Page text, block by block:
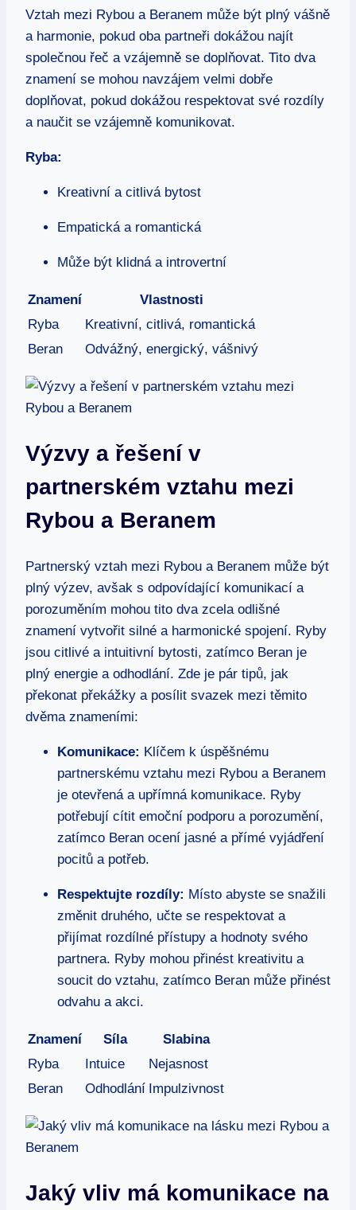
Vztah mezi Rybou a Beranem může být plný vášně
a harmonie, pokud oba partneři dokážou najít
společnou řeč a vzájemně se doplňovat. Tito dva
znamení se mohou navzájem velmi dobře
doplňovat, pokud dokážou respektovat své rozdíly
a naučit se vzájemně komunikovat.
Ryba:
Kreativní a citlivá bytost
Empatická a romantická
Může být klidná a introvertní
Znamení
Vlastnosti
Ryba
Kreativní, citlivá, romantická
Beran
Odvážný, energický, vášnivý
Výzvy a řešení v
partnerském vztahu mezi
Rybou a Beranem
Partnerský vztah mezi Rybou a Beranem může být
plný výzev, avšak s odpovídající komunikací a
porozuměním mohou tito dva zcela odlišné
znamení vytvořit silné a harmonické spojení. Ryby
jsou citlivé a intuitivní bytosti, zatímco Beran je
plný energie a odhodlání. Zde je pár tipů, jak
překonat překážky a posílit svazek mezi těmito
dvěma znameními:
Komunikace: Klíčem k úspěšnému
partnerskému vztahu mezi Rybou a Beranem
je otevřená a upřímná komunikace. Ryby
potřebují cítit emoční podporu a porozumění,
zatímco Beran ocení jasné a přímé vyjádření
pocitů a potřeb.
Respektujte rozdíly: Místo abyste se snažili
změnit druhého, učte se respektovat a
přijímat rozdílné přístupy a hodnoty svého
partnera. Ryby mohou přinést kreativitu a
soucit do vztahu, zatímco Beran může přinést
odvahu a akci.
Znamení Síla
Slabina
Ryba
Intuice
Nejasnost
Beran
Odhodlání Impulzivnost
Jaký vliv má komunikace na